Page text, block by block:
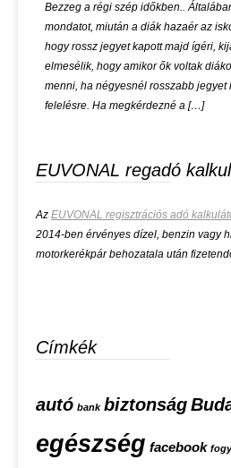
Bezzeg a régi szép időkben..
mondatot, miután a diák hazaér az
hogy rossz jegyet kapott majd ígéri,
elmesélik, hogy amikor ők voltak
menni, ha négyesnél rosszabb
felelésre. Ha megkérdezné a […]
EUVONAL regadó
Az EUVONAL regisztrációs adó
2014-ben érvényes dízel, benzin vagy
motorkerékpár behozatala után
Címkék
autó bank biztonság
egészség facebook